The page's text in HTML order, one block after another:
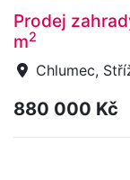
Prodej
m2
Chlumec,
880 000 Kč